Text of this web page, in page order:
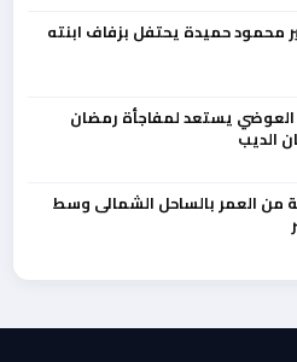
محمود حميدة يحتفل بزفاف ابنته
العوضي يستعد لمفاجأة رمضان
الديب
من العمر بالساحل الشمالى وسط